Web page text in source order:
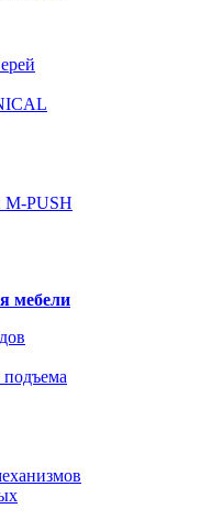
M-PUSH
мебели